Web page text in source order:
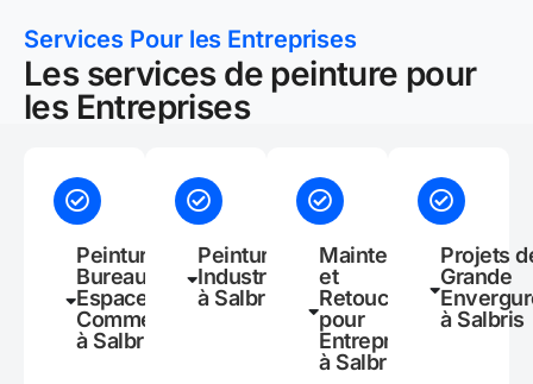
Services Pour les Entreprises
Les services de peinture pour
les Entreprises
Peinture de
Bureaux et
Espaces
Commerciaux
à Salbris
Peinture
Industrielle
à Salbris
Maintenance
et
Retouches
pour
Entreprises
à Salbris
Projets
Grande
à Salbris